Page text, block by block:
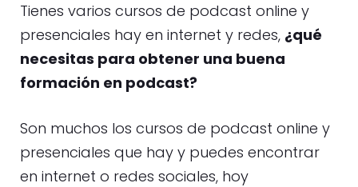
Tienes varios cursos de podcast online y
presenciales hay en internet y redes, ¿qué
necesitas para obtener una buena
formación en podcast?
Son muchos los cursos de podcast online y
presenciales que hay y puedes encontrar
en internet o redes sociales, hoy